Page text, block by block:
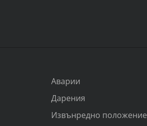
Аварии
Дарения
Извънредно положение